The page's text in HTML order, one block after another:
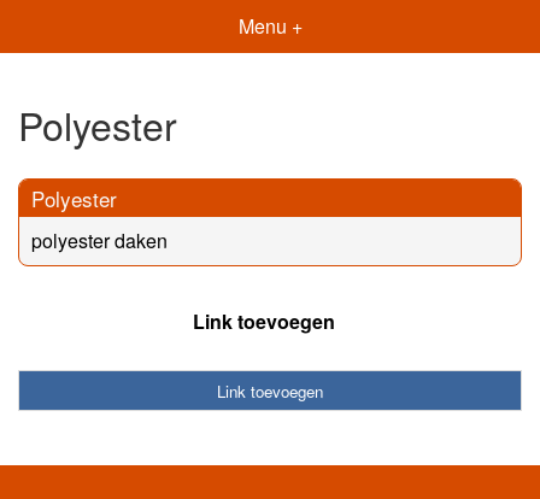
Menu +
Polyester
Polyester
polyester daken
Link toevoegen
Link toevoegen